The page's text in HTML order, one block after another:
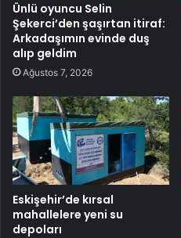
Ünlü oyuncu Selin
Şekerci’den şaşırtan itiraf:
Arkadaşımın evinde duş
alıp geldim
Ağustos 7, 2026
Eskişehir’de kırsal
mahallelere yeni su
depoları